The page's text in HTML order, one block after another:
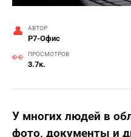
АВТОР
Р7-Офис
ПРОСМОТРОВ
3.7к.
У многих людей в
фото, документы и